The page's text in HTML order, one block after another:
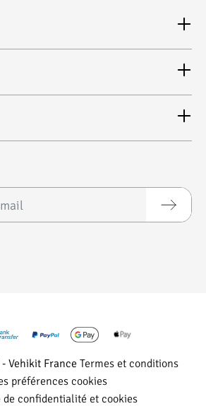
Vehikit FranceTermes et conditions
préférences cookies
de confidentialité et cookies